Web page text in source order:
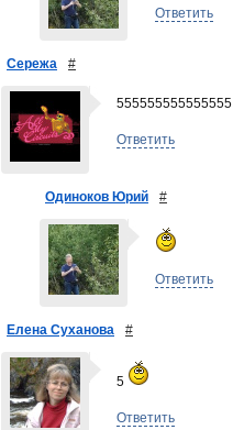
Ответить
Сережа #
555555555555555
Ответить
Одиноков Юрий #
Ответить
Елена Суханова #
5
Ответить